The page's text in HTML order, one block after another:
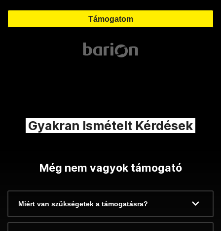
Gyakran Ismételt Kérdések
Még nem vagyok támogató
Miért van szükségetek a támogatásra?